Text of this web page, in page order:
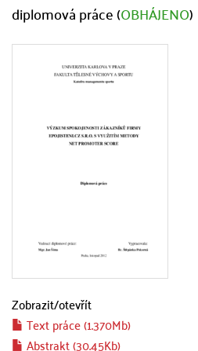
diplomová práce (OBHÁJENO)
Zobrazit/otevřít
Text práce (1.370Mb)
Abstrakt (30.45Kb)